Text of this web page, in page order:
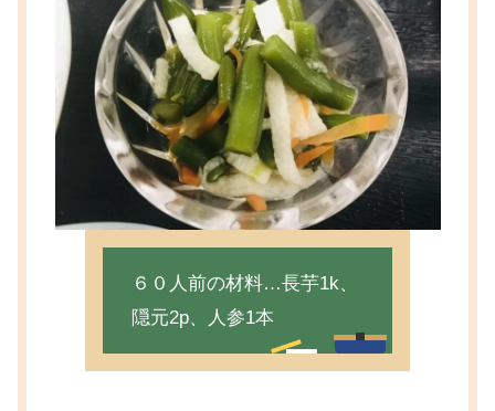
６０人前の材料…長芋1k、
隠元2p、人参1本